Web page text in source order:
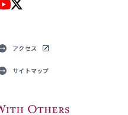
アクセス
サイトマップ